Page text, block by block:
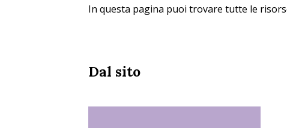
In questa pagina puoi trovare tutte le
Dal sito